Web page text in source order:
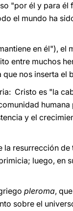
"por él y para él
el mundo ha
en él"), el
entre muchos
nos inserta el
Cristo es "la
y el
la resurrección
luego, en
pleroma,
sobre el